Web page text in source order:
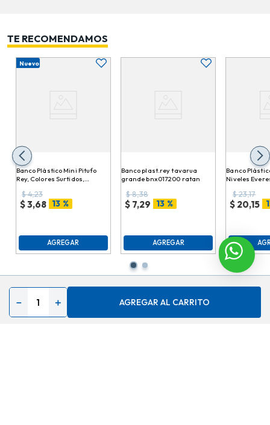
＋
－ AGREGAR AL CARRITO
TE RECOMENDAMOS
Nuevo
Banco Plástico Mini Pitufo
Rey, Colores Surtidos,
$4,23
$3,68 13 %
AGREGAR
Banco plast.rey tavarua
grande bnx017200 ratan
$8,38
$ 7,29 13 %
AGREGAR
Banco
Niveles
bnx015000
$23,17
$ 20,15